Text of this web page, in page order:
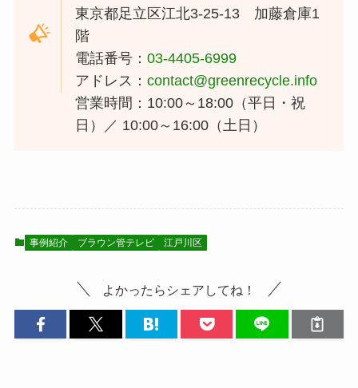
東京都足立区江北3-25-13 加藤倉庫1
階
電話番号：03-4405-6999
アドレス：contact@greenrecycle.info
営業時間：10:00～18:00（平日・祝
日）／ 10:00～16:00（土日）
事例紹介 ブラウン管テレビ 江戸川区
よかったらシェアしてね！